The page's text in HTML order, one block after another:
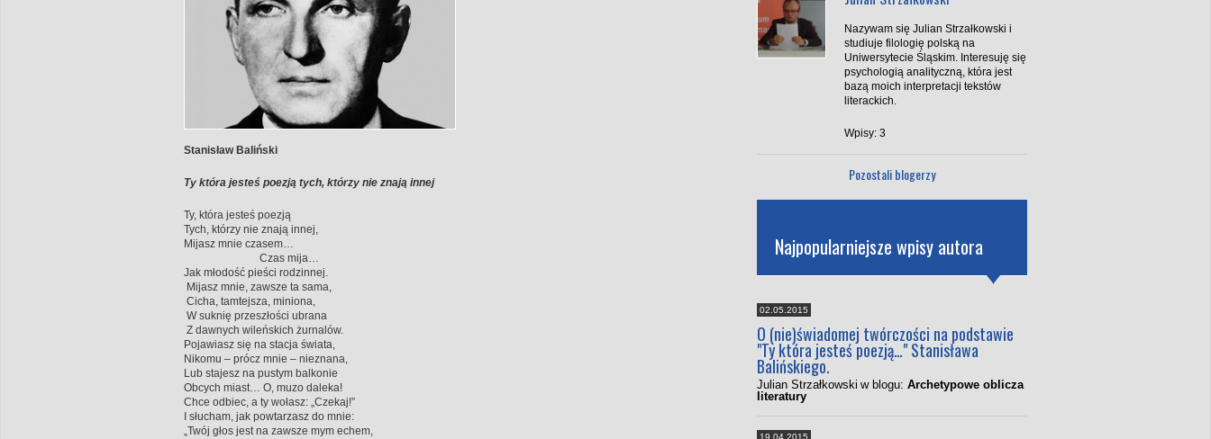
Stanisław Baliński
Ty która jesteś poezją tych, którzy nie znają innej
Ty, która jesteś poezją
Tych, którzy nie znają innej,
Mijasz mnie czasem…
Czas mija…
Jak młodość pieści rodzinnej.
Mijasz mnie, zawsze ta sama,
Cicha, tamtejsza, miniona,
W suknię przeszłości ubrana
Z dawnych wileńskich żurnalów.
Pojawiasz się na stacja świata,
Nikomu – prócz mnie – nieznana,
Lub stajesz na pustym balkonie
Obcych miast… O, muzo daleka!
Chce odbiec, a ty wołasz: „Czekaj!”
I słucham, jak powtarzasz do mnie:
„Twój głos jest na zawsze mym echem,
Nazywam się Julian Strzałkowski i
studiuje filologię polską na
Uniwersytecie Śląskim. Interesuję się
psychologią analityczną, która jest
bazą moich interpretacji tekstów
literackich.
Wpisy: 3
Pozostali blogerzy
Najpopularniejsze wpisy autora
02.05.2015
O (nie)świadomej twórczości na podstawie
"Ty która jesteś poezją…" Stanisława
Balińskiego.
Julian Strzałkowski w blogu:Archetypowe oblicza
literatury
19.04.2015